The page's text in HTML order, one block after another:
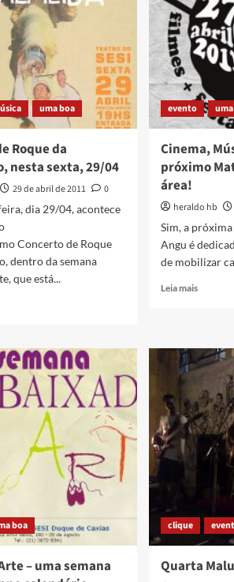
uma boa
Roque da
nesta sexta, 29/04
29 de abril de 2011
0
dia 29/04, acontece
Concerto de Roque
dentro da semana
que está...
evento
Cinema,
próximo
área!
heraldo hb
Sim, a
Angu é
de mobilizar
Leia maisRead
e…
o
próximo
Mate
Com
boa
– uma semana
clique
Quarta